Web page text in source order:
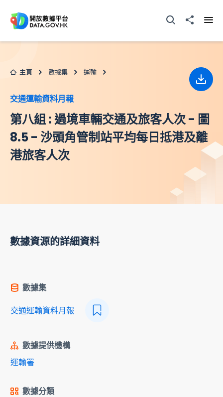
打開搜尋器分享至
主頁 數據集 運輸
交通運輸資料月報
第八組 : 過境車輛交通及旅客人次 - 圖
8.5 - 沙頭角管制站平均每日抵港及離
港旅客人次
下載
數據資源的詳細資料
數據集
交通運輸資料月報
數據提供機構
運輸署
數據分類